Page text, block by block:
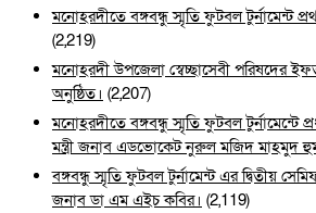
মনোহরদীতে বঙ্গবন্ধু স্মৃতি ফুটবল টুর্নামেন্ট
(2,219)
মনোহরদী উপজেলা স্বেচ্ছাসেবী পরিষদের
অনুষ্ঠিত। (2,207)
মনোহরদীতে বঙ্গবন্ধু স্মৃতি ফুটবল টুর্নামেন্টে
মন্ত্রী জনাব এডভোকেট নুরুল মজিদ মাহমুদ
বঙ্গবন্ধু স্মৃতি ফুটবল টুর্নামেন্ট এর দ্বিতীয়
জনাব ডা এম এইচ কবির। (2,119)